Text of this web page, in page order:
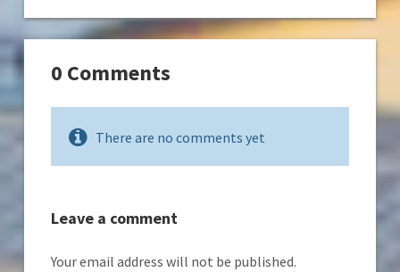
0 Comments
There are no comments yet
Leave a comment
Your email address will not be published.